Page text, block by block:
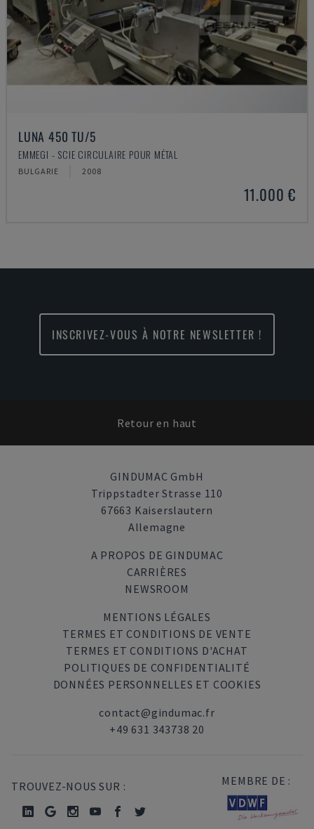
LUNA 450 TU/5
EMMEGI - SCIE CIRCULAIRE POUR MÉTAL
BULGARIE 2008
11.000 €
INSCRIVEZ-VOUS À NOTRE NEWSLETTER !
Retour en haut
GINDUMAC GmbH
Trippstadter Strasse 110
67663 Kaiserslautern
Allemagne
A PROPOS DE GINDUMAC
CARRIÈRES
NEWSROOM
MENTIONS LÉGALES
TERMES ET CONDITIONS DE VENTE
TERMES ET CONDITIONS D'ACHAT
POLITIQUES DE CONFIDENTIALITÉ
DONNÉES PERSONNELLES ET COOKIES
contact@gindumac.fr
+49 631 343738 20
TROUVEZ-NOUS SUR : MEMBRE DE :